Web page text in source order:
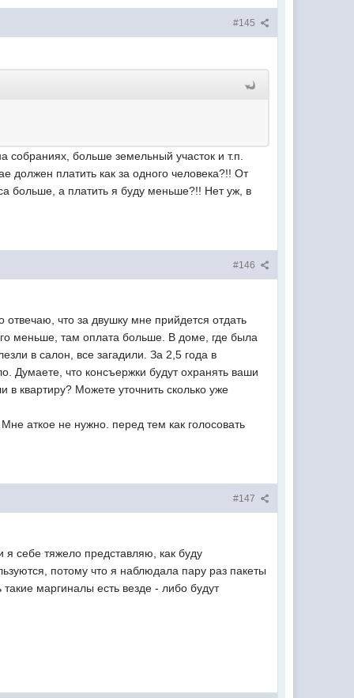
#145
собраниях, больше земельный участок и т.п.
должен платить как за одного человека?!! От
больше, а платить я буду меньше?!! Нет уж, в
#146
что за двушку мне прийдется отдать
меньше, там оплата больше. В доме, где была
в салон, все загадили. За 2,5 года в
Думаете, что консъержки будут охранять ваши
в квартиру? Можете уточнить сколько уже
аткое не нужно. перед тем как голосовать
#147
себе тяжело представляю, как буду
потому что я наблюдала пару раз пакеты
маргиналы есть везде - либо будут